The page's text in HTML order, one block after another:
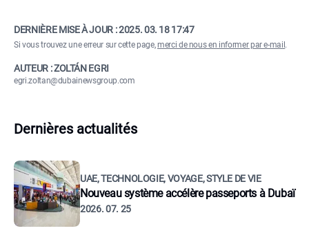
DERNIÈRE MISE À JOUR :2025. 03. 18 17:47
Si vous trouvez une erreur sur cette page,merci de nous en informer par e-mail .
AUTEUR : ZOLTÁN EGRI
egri.zoltan@dubainewsgroup.com
Dernières actualités
UAE, TECHNOLOGIE, VOYAGE, STYLE DE VIE
Nouveau système accélère passeports à Dubaï
2026. 07. 25